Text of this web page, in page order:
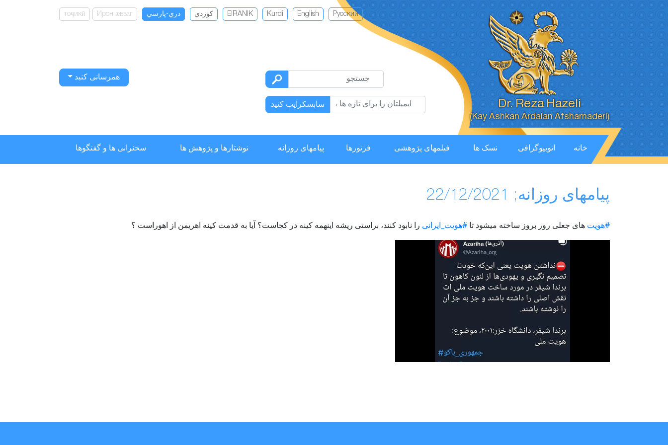
Dr. Reza Hazeli
(Kay Ashkan Ardalan Afsharnaderi)
Русский
English
Kurdi
EIRANIK كوردي دري-پارسي Ирон ӕвзаг
тоҷикӣ
سابسکرایب کنید
همرسانی کنید
خانه اتوبیوگرافی نسک ها فیلمهای پژوهشی فرتورها پیامهای روزانه نوشتارها و پژوهش ها سخنرانی ها و گفتگوها
پیامهای روزانه; 22/12/2021
#هویت های جعلی روز بروز ساخته میشود تا #هویت_ایرانی را نابود کنند، براستی ریشه اینهمه کینه در کجاست؟ آیا به قدمت کینه اهریمن از اهوراست ؟